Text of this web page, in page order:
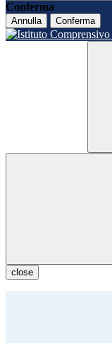
Conferma
Annulla Conferma
close